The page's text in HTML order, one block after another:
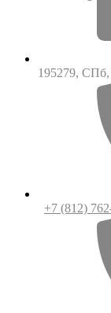
195279, СПб,
+7 (812)